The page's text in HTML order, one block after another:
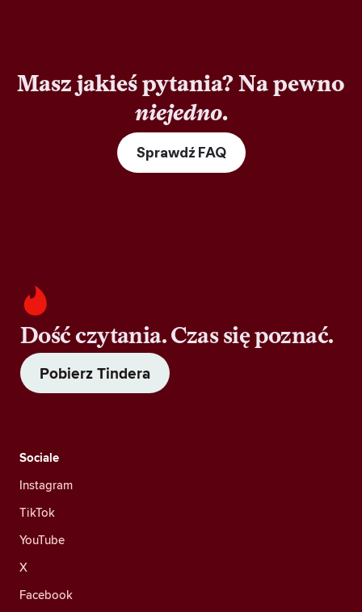
Masz jakieś pytania? Na pewno
niejedno.
Sprawdź FAQ
Dość czytania. Czas się poznać.
Pobierz Tindera
Sociale
Instagram
TikTok
YouTube
X
Facebook